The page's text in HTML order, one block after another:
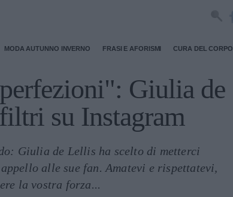
MODA AUTUNNO INVERNO FRASI E AFORISMI CURA DEL CORPO
Giulia de
su Instagram
Giulia de Lellis ha scelto di metterci
alle sue fan. Amatevi e rispettatevi,
la vostra forza...